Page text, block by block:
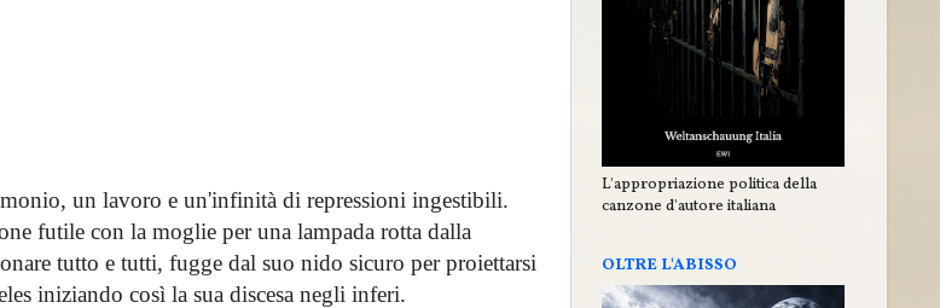
un lavoro e un'infinità di repressioni ingestibili.
futile con la moglie per una lampada rotta dalla
tutto e tutti, fugge dal suo nido sicuro per proiettarsi
iniziando così la sua discesa negli inferi.
L'appropriazione politica della
canzone d'autore italiana
OLTRE L'ABISSO